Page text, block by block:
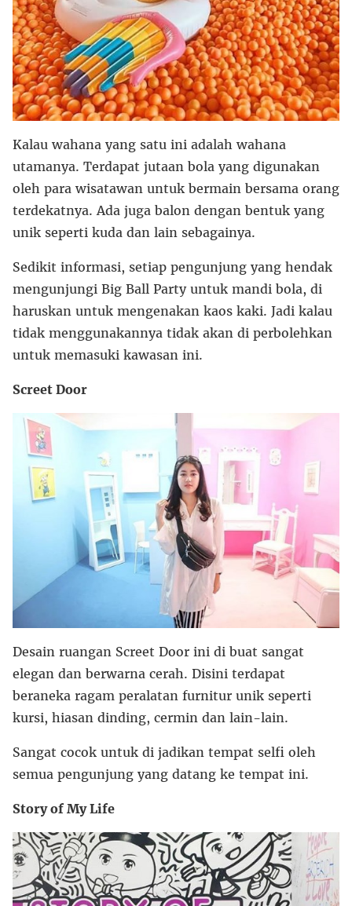
Kalau wahana yang satu ini adalah wahana
utamanya. Terdapat jutaan bola yang digunakan
oleh para wisatawan untuk bermain bersama orang
terdekatnya. Ada juga balon dengan bentuk yang
unik seperti kuda dan lain sebagainya.
Sedikit informasi, setiap pengunjung yang hendak
mengunjungi Big Ball Party untuk mandi bola, di
haruskan untuk mengenakan kaos kaki. Jadi kalau
tidak menggunakannya tidak akan di perbolehkan
untuk memasuki kawasan ini.
Screet Door
Desain ruangan Screet Door ini di buat sangat
elegan dan berwarna cerah. Disini terdapat
beraneka ragam peralatan furnitur unik seperti
kursi, hiasan dinding, cermin dan lain-lain.
Sangat cocok untuk di jadikan tempat selfi oleh
semua pengunjung yang datang ke tempat ini.
Story of My Life